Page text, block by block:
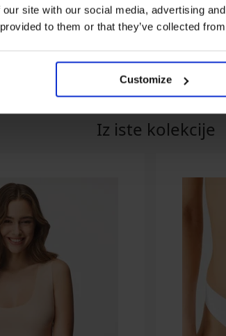
site with our social media, advertising
to them or that they’ve collected
Customize
potkošulja
2PACK Pamučna potkošulja
Miranda
24,99 €
Iz iste kolekcije